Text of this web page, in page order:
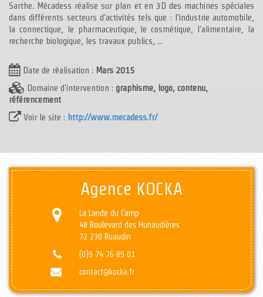
Sarthe. Mécadess réalise sur plan et en 3D des machines spéciales
dans différents secteurs d'activités tels que : l'industrie automobile,
la connectique, le pharmaceutique, le cosmétique, l'alimentaire, la
recherche biologique, les travaux publics, ...
Date de réalisation : Mars 2015
Domaine d'intervention : graphisme, logo, contenu,
référencement
Voir le site : http://www.mecadess.fr/
Agence KOCKA
La Lande du Camp
48 Boulevard des Hunaudières
72 230 Ruaudin
(0)9 74 76 89 01
contact@kocka.fr